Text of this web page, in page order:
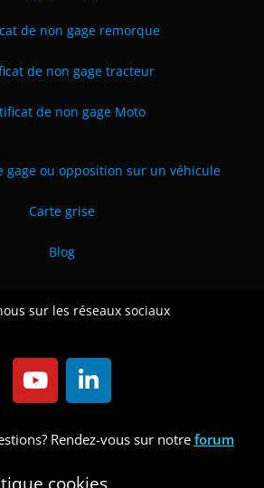
de non gage remorque
de non gage tracteur
de non gage Moto
gage ou opposition sur un véhicule
Carte grise
Blog
sur les réseaux sociaux
Rendez-vous sur notre forum
cookies